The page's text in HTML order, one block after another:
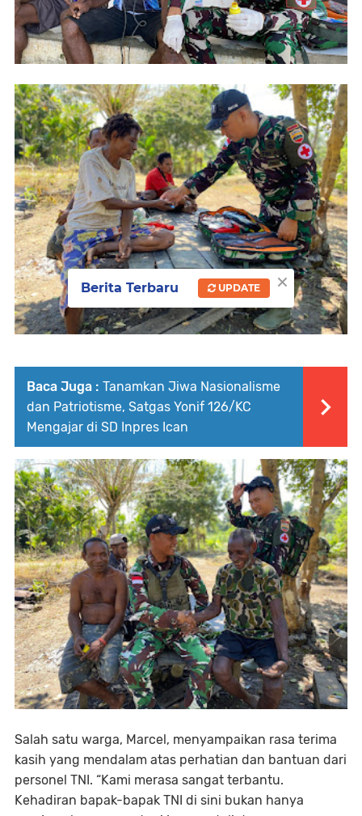
Baca Juga : Tanamkan Jiwa Nasionalisme
dan Patriotisme, Satgas Yonif 126/KC
Mengajar di SD Inpres Ican
Salah satu warga, Marcel, menyampaikan rasa terima
kasih yang mendalam atas perhatian dan bantuan dari
personel TNI. “Kami merasa sangat terbantu.
Kehadiran bapak-bapak TNI di sini bukan hanya
×
Berita Terbaru UPDATE